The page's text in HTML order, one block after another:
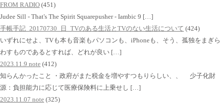
FROM RADIO (451)
Judee Sill - That's The Spirit Squarepusher - Iambic 9 […]
手帳手記_20170730_日_TVのある生活とTVのない生活について (424)
いずれにせよ、TVも本も音楽もパソコンも、iPhoneも、そう、孤独をまぎら
わすものであるとすれば、どれが良い […]
2023.11.9 note (412)
知らんかったこと ・政府がまた税金を増やすつもりらしい、、 少子化財
源：負担能力に応じて医療保険料に上乗せし […]
2023.11.07 note (325)